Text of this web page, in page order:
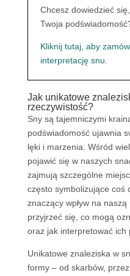
Chcesz dowiedzieć
Twoja
Kliknij tutaj, aby
interpretację snu.
Jak unikatowe
rzeczywistość?
Sny są tajemniczymi
podświadomość ujawnia
lęki i marzenia. Wśród
pojawić się w naszych
zajmują szczególne
często symbolizujące coś
znaczący wpływ na
przyjrzeć się, co mogą
oraz jak interpretować ich
Unikatowe znaleziska w
formy – od skarbów,